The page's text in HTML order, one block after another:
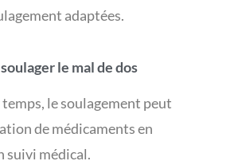
adaptées.
le mal de dos
le soulagement peut
de médicaments en
suivi médical.